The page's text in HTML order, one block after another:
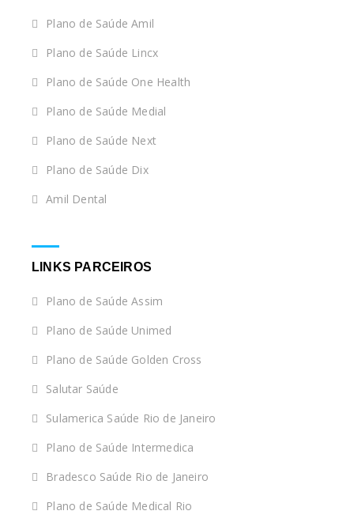
Plano de Saúde Amil
Plano de Saúde Lincx
Plano de Saúde One Health
Plano de Saúde Medial
Plano de Saúde Next
Plano de Saúde Dix
Amil Dental
LINKS PARCEIROS
Plano de Saúde Assim
Plano de Saúde Unimed
Plano de Saúde Golden Cross
Salutar Saúde
Sulamerica Saúde Rio de Janeiro
Plano de Saúde Intermedica
Bradesco Saúde Rio de Janeiro
Plano de Saúde Medical Rio